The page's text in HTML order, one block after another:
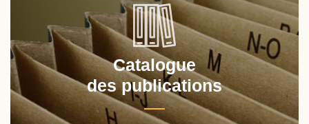
Catalogue
des publications